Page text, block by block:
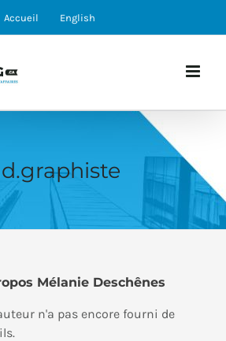
Accueil English
Mélanie Deschênes
n'a pas encore fourni de